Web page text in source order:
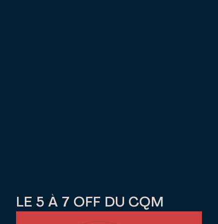
LE 5 À 7 OFF DU CQM